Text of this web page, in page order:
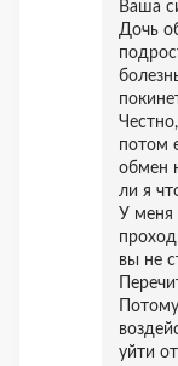
Ваша
Дочь
потом
обмен
ли я
У меня
вы не
уйти